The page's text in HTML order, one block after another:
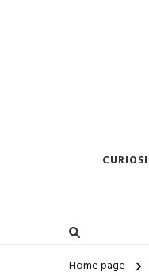
Home page